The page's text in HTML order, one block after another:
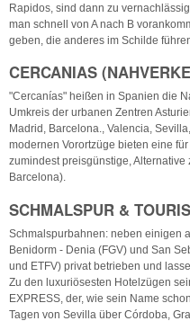
Rapidos, sind dann zu
man schnell von A nach B
geben, die anderes im Schilde führen
CERCANIAS
"Cercanías" heißen in Spanien die
Umkreis der urbanen Zentren
Madrid, Barcelona., Valencia,
modernen Vorortzüge bieten eine
zumindest preisgünstige,
Barcelona).
SCHMALSPUR &
Schmalspurbahnen: neben einigen
Benidorm - Denia (FGV) und San
und ETFV) privat betrieben und
Zu den luxuriösesten Hotelzügen
EXPRESS, der, wie sein Name
Tagen von Sevilla über Córdoba,